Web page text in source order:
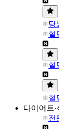
당
혈
혈
혈
다이어트·
전